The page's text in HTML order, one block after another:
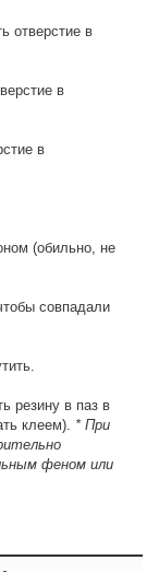
отверстие в
в
в
(обильно, не
совпадали
резину в паз в
клеем). * При
феном или